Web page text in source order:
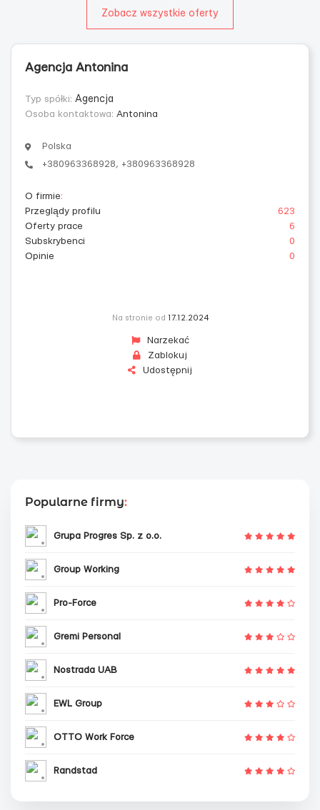
Zobacz wszystkie oferty
Agencja Antonina
Typ spółki: Agencja
Osoba kontaktowa: Antonina
Polska
+380963368928, +380963368928
O firmie:
Przeglądy profilu
623
Oferty prace
6
Subskrybenci
0
Opinie
0
Na stronie od 17.12.2024
Narzekać
Zablokuj
Udostępnij
Popularne firmy:
Grupa Progres Sp. z o.o.
Group Working
Pro-Force
Gremi Personal
Nostrada UAB
EWL Group
OTTO Work Force
Randstad